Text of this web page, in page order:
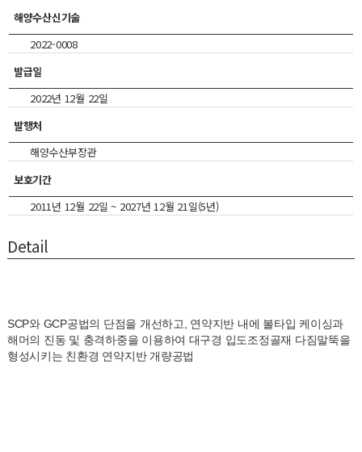
해양수산신기술
2022-0008
발급일
2022년 12월 22일
발행처
해양수산부장관
보호기간
2011년 12월 22일 ~ 2027년 12월 21일(5년)
Detail
SCP와 GCP공법의 단점을 개선하고, 연약지반 내에 볼타입 케이싱과
해머의 진동 및 충격하중을 이용하여 대구경 입도조정골재 다짐말뚝을
형성시키는 친환경 연약지반 개량공법